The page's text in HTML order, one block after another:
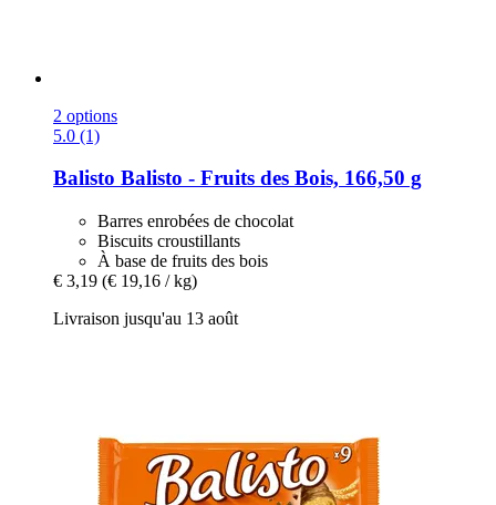
2 options
5.0 (1)
Balisto Balisto -​ Fruits des Bois, 166,50 g
Barres enrobées de chocolat
Biscuits croustillants
À base de fruits des bois
€ 3,19 (€ 19,16 / kg)
Livraison jusqu'au 13 août